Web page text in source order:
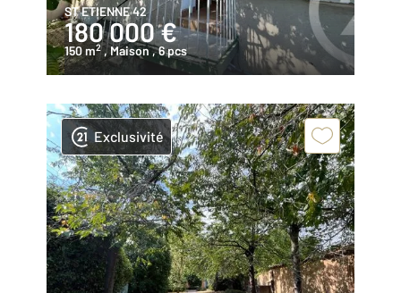
ST ETIENNE 42
180 000 €
150 m2 , Maison, 6 pcs
Exclusivité